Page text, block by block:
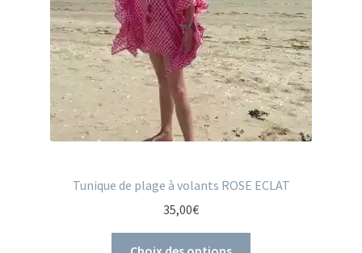
Tunique de plage à volants ROSE ECLAT
35,00€